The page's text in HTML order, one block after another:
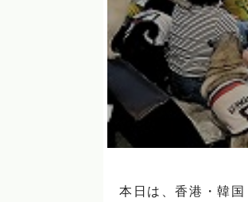
本日は、香港・韓